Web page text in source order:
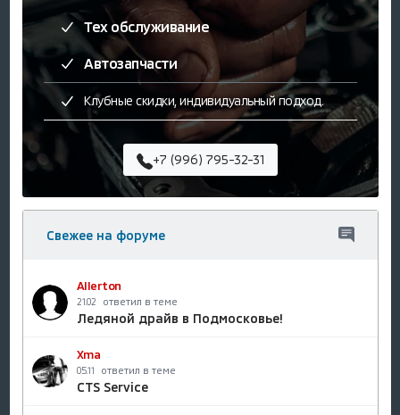
Тех обслуживание
Автозапчасти
Клубные скидки, индивидуальный подход.
+7 (996) 795-32-31
Свежее на форуме
Allerton
21.02 ответил в теме
Ледяной драйв в Подмосковье!
Xma
05.11 ответил в теме
CTS Service